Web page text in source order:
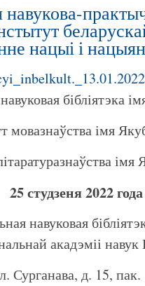
навукова-
нацыі і
бібліятэка
мовазнаўства імя
25 студзеня 2022 года
навуковая
акадэміі навук
Сурганава, д. 15,